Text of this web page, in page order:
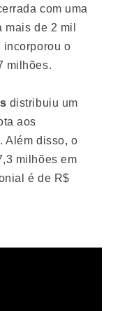
com uma
de 2 mil
incorporou o
milhões.
distribuiu um
aos
Além disso, o
milhões em
é de R$